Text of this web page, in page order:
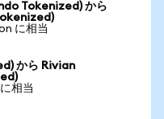
Tokenized) から
に相当
から Rivian
相当